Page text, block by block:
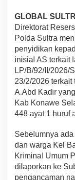
.
K
d
i
r
W
a
g
a
D
s
L
a
l
o
GLOBAL
Direktorat
Polda Sultra
penyidikan
inisial AS terkait
LP/B/92/II/2026/
23/2/2026
A.Abd Kadir
Kab Konawe
448 ayat 1 huruf
Sebelumnya
dan warga Kel
Kriminal Umum
dilaporkan ke
pengancaman